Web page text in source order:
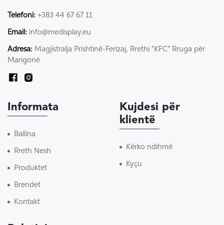
Telefoni: +383 44 67 67 11
Email: info@medisplay.eu
Adresa: Magjistralja Prishtinë-Ferizaj, Rrethi "KFC" Rruga për
Marigonë
Informata
Ballina
Rreth Nesh
Produktet
Brendet
Kontakt
Kujdesi për
klientë
Kërko ndihmë
Kyçu